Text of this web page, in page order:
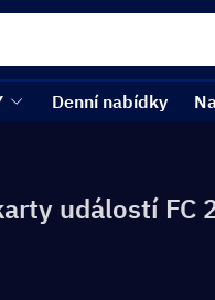
Denní nabídky
událostí FC